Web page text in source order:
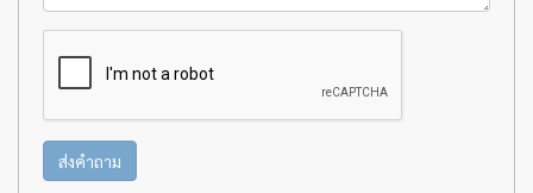
ส่งคำถาม